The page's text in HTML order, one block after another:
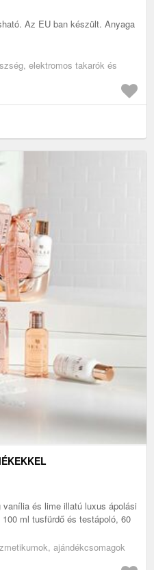
Az EU ban készült. Anyaga
elektromos takarók és
és lime illatú luxus ápolási
ml tusfürdő és testápoló, 60
ajándékcsomagok